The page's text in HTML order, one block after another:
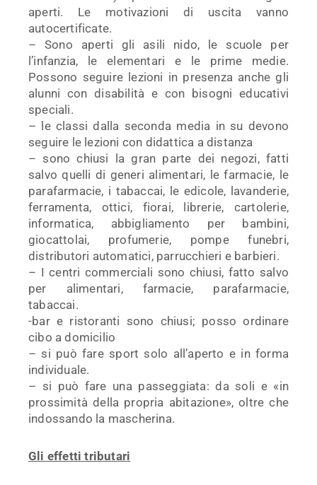
aperti. Le motivazioni di uscita vanno
autocertificate.
– Sono aperti gli asili nido, le scuole per
l’infanzia, le elementari e le prime medie.
Possono seguire lezioni in presenza anche gli
alunni con disabilità e con bisogni educativi
speciali.
– le classi dalla seconda media in su devono
seguire le lezioni con didattica a distanza
– sono chiusi la gran parte dei negozi, fatti
salvo quelli di generi alimentari, le farmacie, le
parafarmacie, i tabaccai, le edicole, lavanderie,
ferramenta, ottici, fiorai, librerie, cartolerie,
informatica, abbigliamento per bambini,
giocattolai, profumerie, pompe funebri,
distributori automatici, parrucchieri e barbieri.
– I centri commerciali sono chiusi, fatto salvo
per alimentari, farmacie, parafarmacie,
tabaccai.
-bar e ristoranti sono chiusi; posso ordinare
cibo a domicilio
– si può fare sport solo all’aperto e in forma
individuale.
– si può fare una passeggiata: da soli e «in
prossimità della propria abitazione», oltre che
indossando la mascherina.
Gli effetti tributari